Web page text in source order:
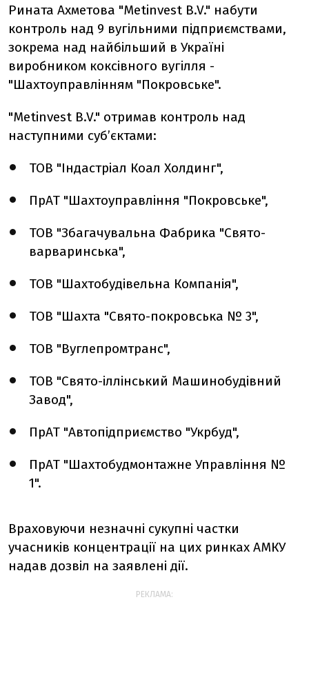
Рината Ахметова "Metinvest B.V." набути
контроль над 9 вугільними підприємствами,
зокрема над найбільший в Україні
виробником коксівного вугілля -
"Шахтоуправлінням "Покровське".
"Metinvest B.V." отримав контроль над
наступними суб’єктами:
ТОВ "Індастріал Коал Холдинг",
ПрАТ "Шахтоуправління "Покровське",
ТОВ "Збагачувальна Фабрика "Свято-
варваринська",
ТОВ "Шахтобудівельна Компанія",
ТОВ "Шахта "Свято-покровська № 3",
ТОВ "Вуглепромтранс",
ТОВ "Свято-іллінський Машинобудівний
Завод",
ПрАТ "Автопідприємство "Укрбуд",
ПрАТ "Шахтобудмонтажне Управління №
1".
Враховуючи незначні сукупні частки
учасників концентрації на цих ринках АМКУ
надав дозвіл на заявлені дії.
РЕКЛАМА: